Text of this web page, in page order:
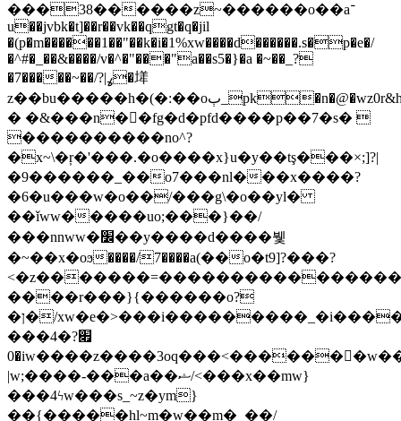
���38������z~������o��a־
u��jvbk�t]��r��vk��qgt�q�jil
�(p�m������1��"��k�i�1%xw����d������.s�p�e�/
�^#�_��&����/v�^�"���"a��s5�}�a �~��_?
�7�����~��/?|ߩ�㙚
z��bu�����h�(�:��oٻ_pk�n�@�wz0r&һword/settings.xml��o��fr������{�hv�m
� �&���n��fg�d�pfd����p��7�s� 
����������no^?
�x~\�ŗ�'���.�o����x}u�y��tş���×;]?|
�9������_��o7���nl���x����?
�6�u���w�o��/���g\�o��yl�
��ǐww�����uo;���}��/
���nnww�׼��y����d����뷏
�~��x�oϧ����/7����a(��o�t9]?���?
����r���}{������o?
�ן�/xw�e�>���i���������_�i�������۹���y
���4�׏?
�0iw����z����3oq���<�������w��~�p��'f����5�o�?
|w;����-���a��ޝ/<���x��mw}
���4ϟw���s_~z�ym}
��{�����hl~m�w��m�_��/